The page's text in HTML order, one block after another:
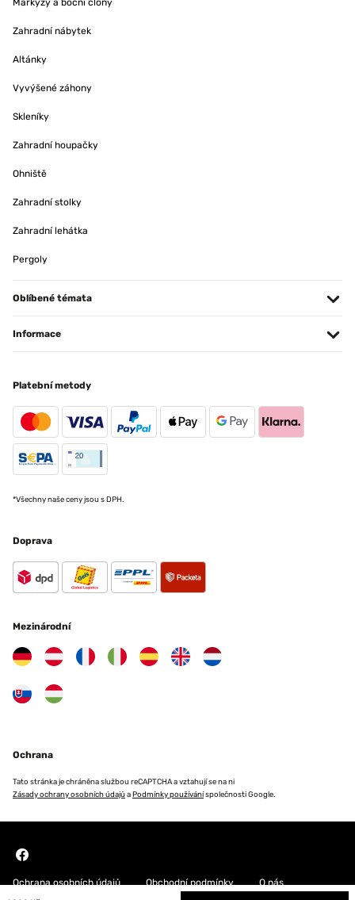
Markýzy a boční clony
Zahradní nábytek
Altánky
Vyvýšené záhony
Skleníky
Zahradní houpačky
Ohniště
Zahradní stolky
Zahradní lehátka
Pergoly
Oblíbené témata
Informace
Platební metody
*Všechny naše ceny jsou s DPH.
Doprava
Mezinárodní
Ochrana
Tato stránka je chráněna službou reCAPTCHA a vztahují se na ni
Zásady ochrany osobních údajů aPodmínky používáníspolečnosti Google.
Ochrana osobních údajů Obchodní podmínky O nás